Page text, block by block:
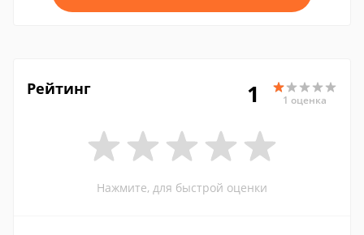
Рейтинг 1 1 оценка
Нажмите, для быстрой оценки